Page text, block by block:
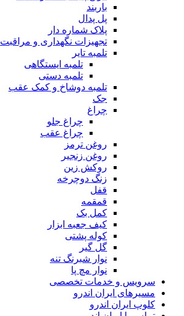
باربند
پل پدال
پلاک شماره دار
تجهیزات نگهداری و مراقبت
تلمبه تایر
تلمبه ایستگاهی
تلمبه دستی
تلمبه دوشاخ و کمک عقب
جک
چراغ
چراغ جلو
چراغ عقب
روغن ترمز
روغن زنجیر
روکش زین
زنگ دوچرخه
قفل
قمقمه
کمل بک
کیف جعبه ابزار
کوله پشتی
گل گیر
نوار شبرنگ تنه
نوار مچ پا
سرویس و خدمات تخصصی
مسیرهای ایران اندرو
کلوپ ایران اندرو